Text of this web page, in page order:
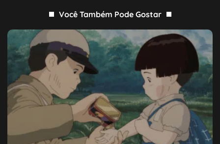
Você Também Pode Gostar